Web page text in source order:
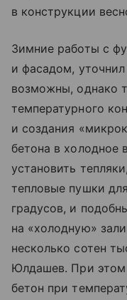
в конструкции
Зимние работы с
и фасадом, уточнил
возможны, однако
температурного
и создания
бетона в холодное
установить
тепловые пушки
градусов, и
на «холодную»
несколько сотен
Юлдашев. При этом
бетон при